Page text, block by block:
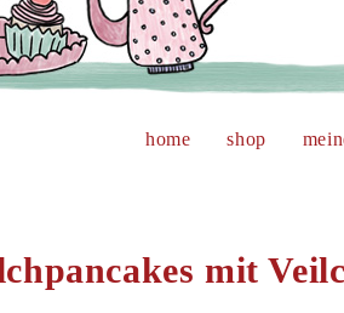
home shop
mit